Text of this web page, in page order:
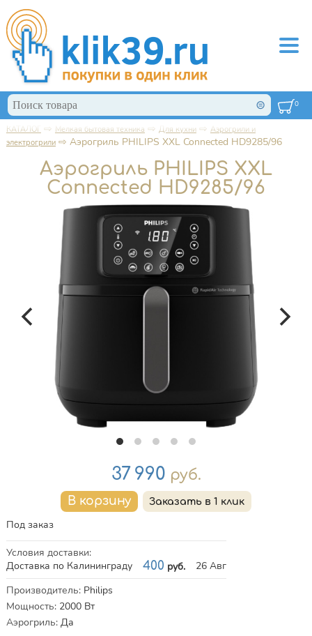
Перейти к основному содержанию
Форма поиска
Поиск 0
Вы здесь
КАТАЛОГ ⇨ Мелкая бытовая техника ⇨ Для кухни⇨ Аэрогрили и
электрогрили⇨ Аэрогриль PHILIPS XXL Connected HD9285/96
Аэрогриль PHILIPS XXL
Connected HD9285/96
Цена
37 990 руб.
Под заказ
Условия доставки:
Доставка по Калининграду
400 руб.
26 Авг
Характеристики
Производитель: Philips
Мощность: 2000 Вт
Аэрогриль: Да